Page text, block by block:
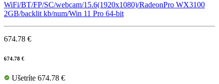
WiFi/BT/FP/SC/webcam/15.6(1920x1080)/RadeonPro WX3100
2GB/backlit kb/num/Win 11 Pro 64-bit
674.78 €
674.78 €
Ušetríte 674.78 €